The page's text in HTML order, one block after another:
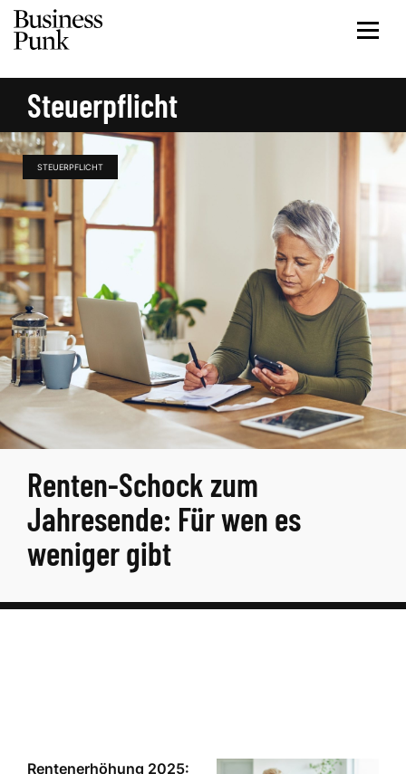
Steuerpflicht
STEUERPFLICHT
Renten-Schock zum
Jahresende: Für wen es
weniger gibt
Rentenerhöhung 2025: